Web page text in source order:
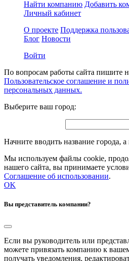
Найти компанию Добавить
Личный кабинет
О проекте Поддержка
Блог Новости
Войти
По вопросам работы сайта пишите
Пользовательское соглашение и
персональных данных.
Выберите ваш город:
Начните вводить название города,
Мы используем файлы cookie,
нашего сайта, вы принимаете
Соглашение об использовании.
OK
Вы представитель компании?
Если вы руководитель или
можете привязать компанию к
получать уведомления,